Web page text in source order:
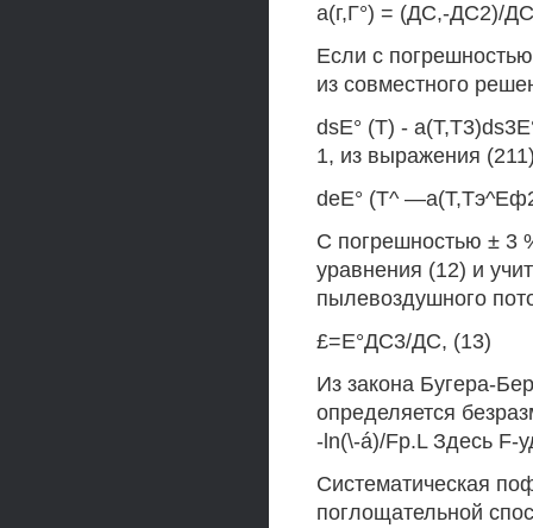
а(г,Г°) = (ДС,-ДС2)/
Если с
из совместного
dsE° (Т) -
1, из выражения
deE° (Т^
С погрешностью ± 3
уравнения (12) и
пылевоздушного
£=Е°ДС3/ДС, (13)
Из закона Бугера-
определяется
-ln(\-á)/Fp.L Здесь F-
Систематическая
поглощательной